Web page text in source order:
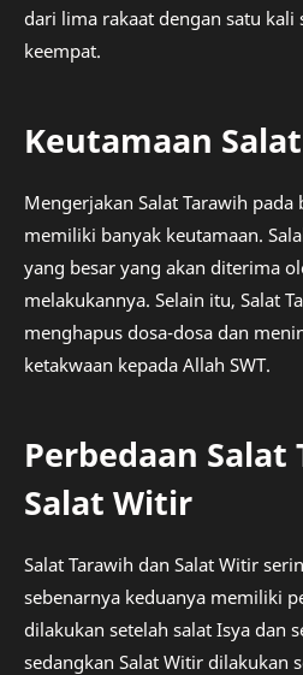
dari lima rakaat dengan satu kali
keempat.
Keutamaan
Mengerjakan Salat Tarawih pada
memiliki banyak keutamaan.
yang besar yang akan diterima
melakukannya. Selain itu, Salat
menghapus dosa-dosa dan
ketakwaan kepada Allah SWT.
Perbedaan Salat
Salat Witir
Salat Tarawih dan Salat Witir
sebenarnya keduanya memiliki
dilakukan setelah salat Isya dan
sedangkan Salat Witir dilakukan